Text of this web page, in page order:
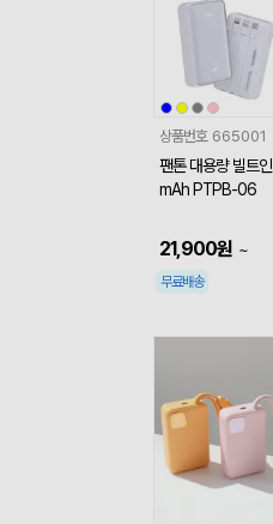
상품번호 665001
팬톤 대용량 빌트
mAh PTPB-06
21,900원 ~
무료배송